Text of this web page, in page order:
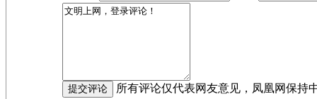
所有评论仅代表网友意见，凤凰网保持